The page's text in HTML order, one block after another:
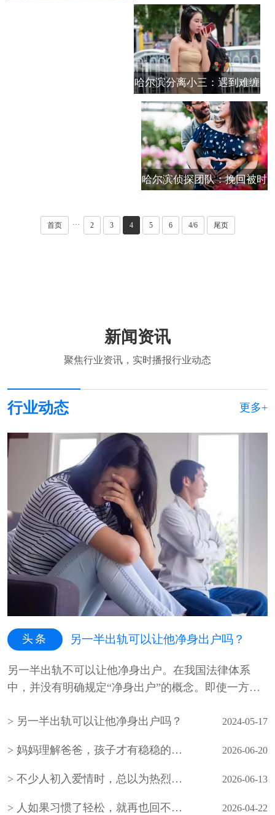
内出轨没有同居怎么办
哈尔滨分离小三：遇到难缠
第三者原配应该如何处理
哈尔滨侦探团队：挽回被时
首页 ··· 2 3 4 5 6 4/6 尾页
新闻资讯
聚焦行业资讯，实时播报行业动态
行业动态 更多+
头条 另一半出轨可以让他净身出户吗？
另一半出轨不可以让他净身出户。在我国法律体系
中，并没有明确规定“净身出户”的概念。即使一方在
另一半出轨可以让他净身出户吗？
2024-05-17
妈妈理解爸爸，孩子才有稳稳的幸福 2026-06-20
不少人初入爱情时，总以为热烈才是全部 2026-06-13
人如果习惯了轻松，就再也回不到紧绷状态 2026-04-22